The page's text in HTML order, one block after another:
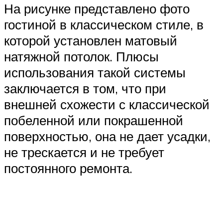
На рисунке представлено фото
гостиной в классическом стиле, в
которой установлен матовый
натяжной потолок. Плюсы
использования такой системы
заключается в том, что при
внешней схожести с классической
побеленной или покрашенной
поверхностью, она не дает усадки,
не трескается и не требует
постоянного ремонта.